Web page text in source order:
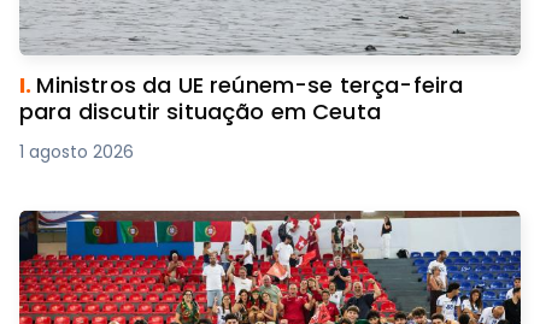
I. Ministros da UE reúnem-se terça-feira
para discutir situação em Ceuta
1 agosto 2026